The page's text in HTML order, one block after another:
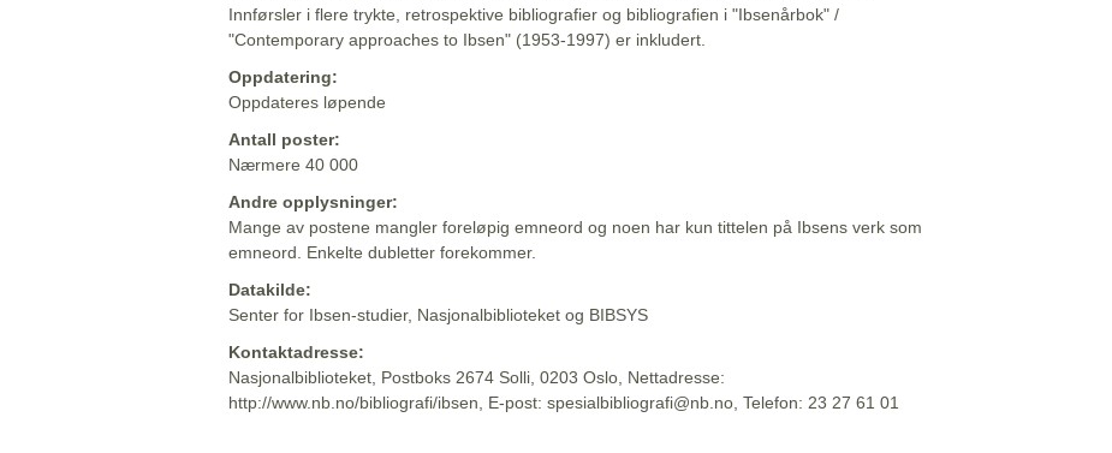
Innførsler i flere trykte, retrospektive bibliografier og bibliografien i "Ibsenårbok" /
"Contemporary approaches to Ibsen" (1953-1997) er inkludert.
Oppdatering:
Oppdateres løpende
Antall poster:
Nærmere 40 000
Andre opplysninger:
Mange av postene mangler foreløpig emneord og noen har kun tittelen på Ibsens verk som
emneord. Enkelte dubletter forekommer.
Datakilde:
Senter for Ibsen-studier, Nasjonalbiblioteket og BIBSYS
Kontaktadresse:
Nasjonalbiblioteket, Postboks 2674 Solli, 0203 Oslo, Nettadresse:
http://www.nb.no/bibliografi/ibsen, E-post: spesialbibliografi@nb.no, Telefon: 23 27 61 01